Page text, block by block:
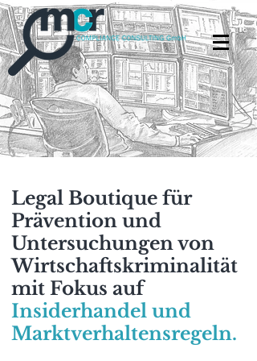
Legal Boutique für
Prävention und
Untersuchungen von
Wirtschaftskriminalität
mit Fokus auf
Insiderhandel und
Marktverhaltensregeln.